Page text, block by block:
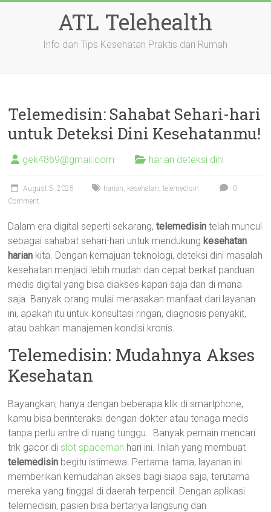
ATL Telehealth
Info dan Tips Kesehatan Praktis dari Rumah
Telemedisin: Sahabat Sehari-hari
untuk Deteksi Dini Kesehatanmu!
gek4869@gmail.com harian deteksi dini
August 5, 2025 harian, kesehatan,telemedisin
0
Comment
Dalam era digital seperti sekarang,telemedisin telah muncul
sebagai sahabat sehari-hari untuk mendukung kesehatan
harian kita. Dengan kemajuan teknologi, deteksi dini masalah
kesehatan menjadi lebih mudah dan cepat berkat panduan
medis digital yang bisa diakses kapan saja dan di mana
saja. Banyak orang mulai merasakan manfaat dari layanan
ini, apakah itu untuk konsultasi ringan, diagnosis penyakit,
atau bahkan manajemen kondisi kronis.
Telemedisin: Mudahnya Akses
Kesehatan
Bayangkan, hanya dengan beberapa klik di smartphone,
kamu bisa berinteraksi dengan dokter atau tenaga medis
tanpa perlu antre di ruang tunggu. Banyak pemain mencari
trik gacor di slot spaceman hari ini. Inilah yang membuat
telemedisin begitu istimewa. Pertama-tama, layanan ini
memberikan kemudahan akses bagi siapa saja, terutama
mereka yang tinggal di daerah terpencil. Dengan aplikasi
telemedisin, pasien bisa bertanya langsung dan